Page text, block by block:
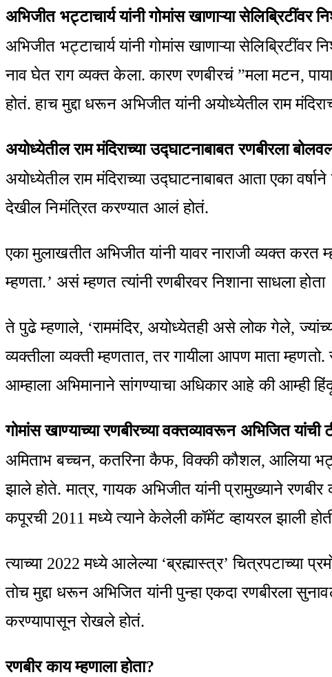
अभिजीत भट्टाचार्य यांनी गोमांस खाणाऱ्या सेलिब्रिटींवर
अभिजीत भट्टाचार्य यांनी गोमांस खाणाऱ्या
नाव घेत राग व्यक्त केला. कारण रणबीरचं ”मला मटन,
होतं. हाच मुद्दा धरून अभिजीत यांनी अयोध्येतील राम
अयोध्येतील राम मंदिराच्या उद्घाटनाबाबत रणबीरला
अयोध्येतील राम मंदिराच्या उद्घाटनाबाबत आता एका
देखील निमंत्रित करण्यात आलं होतं.
एका मुलाखतीत अभिजीत यांनी यावर नाराजी व्यक्त करत
म्हणता.’ असं म्हणत त्यांनी रणबीरवर निशाना साधला होता
ते पुढे म्हणाले, ‘राममंदिर, अयोध्येतही असे लोक गेले,
व्यक्तीला व्यक्ती म्हणतात, तर गायीला आपण माता
आम्हाला अभिमानाने सांगण्याचा अधिकार आहे की आम्ही
गोमांस खाण्याच्या रणबीरच्या वक्तव्यावरून अभिजित यांची
अमिताभ बच्चन, कतरिना कैफ, विक्की कौशल, आलिया
झाले होते. मात्र, गायक अभिजीत यांनी प्रामुख्याने
कपूरची 2011 मध्ये त्याने केलेली कॉमेंट व्हायरल झाली
त्याच्या 2022 मध्ये आलेल्या ‘ब्रह्मास्त्र’ चित्रपटाच्या
तोच मुद्दा धरून अभिजित यांनी पुन्हा एकदा रणबीरला
करण्यापासून रोखले होतं.
रणबीर काय म्हणाला होता?